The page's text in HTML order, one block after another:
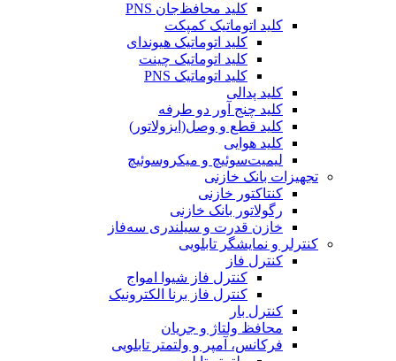
کلید محافظ‌جان PNS
کلید اتوماتیک کمپکت
کلید اتوماتیک هیوندای
کلید اتوماتیک چینت
کلید اتوماتیک PNS
کلید پدالی
کلید چنج آور دو طرفه
کلید قطع و وصل(ایزولاتور)
کلید هوایی
لیمیت‌سوئیچ و میکروسوئیچ
تجهیزات بانک خازنی
کنتاکتور خازنی
رگولاتور بانک خازنی
خازن قدرت و سیلندری سه‌فاز
کنترلر و نمایشگر تابلویی
کنترل فاز
کنترل فاز شیوا امواج
کنترل فاز برنا الکترونیک
کنترل بار
محافظ ولتاژ و جریان
فرکانس، آمپر و ولتمتر تابلویی